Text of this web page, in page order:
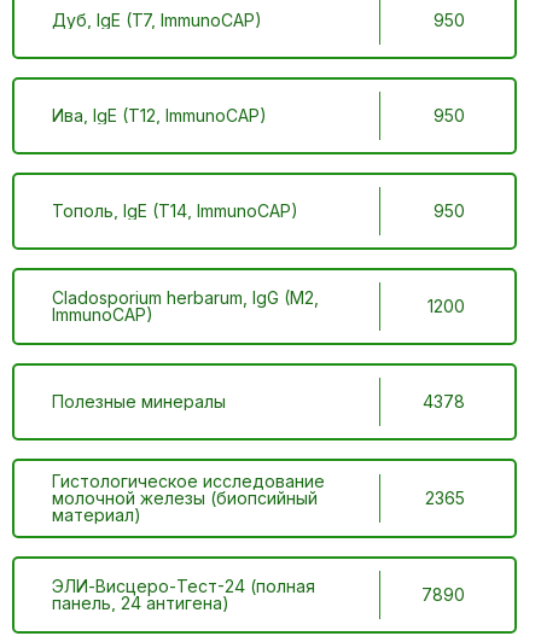
Дуб, IgE (T7, ImmunoCAP) 950
Ива, IgE (T12, ImmunoCAP) 950
Тополь, IgE (T14, ImmunoCAP) 950
Cladosporium herbarum, IgG (M2,
ImmunoCAP)
1200
Полезные минералы 4378
Гистологическое исследование
молочной железы (биопсийный
материал)
2365
ЭЛИ-Висцеро-Тест-24 (полная
панель, 24 антигена)
7890